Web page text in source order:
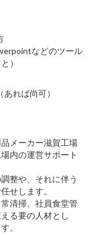
などのツール
）
れば尚可）
メーカー滋賀工場
内の運営サポート
整や、それに伴う
せします。
清掃、社員食堂管
る要の人材とし
。